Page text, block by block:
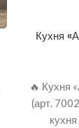
Кухня
🔥 Кухня
(арт.